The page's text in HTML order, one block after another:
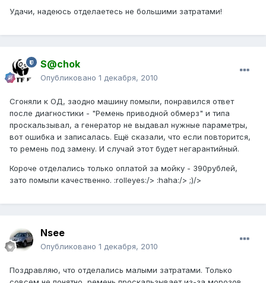
Удачи, надеюсь отделаетесь не большими затратами!
S@chok
Опубликовано 1 декабря, 2010
Сгоняли к ОД, заодно машину помыли, понравился ответ
после диагностики - "Ремень приводной обмерз" и типа
проскальзывал, а генератор не выдавал нужные параметры,
вот ошибка и записалась. Ещё сказали, что если повторится,
то ремень под замену. И случай этот будет негарантийный.
Короче отделались только оплатой за мойку - 390рублей,
зато помыли качественно. :rolleyes:/> :haha:/> ;)/>
Nsee
Опубликовано 1 декабря, 2010
Поздравляю, что отделались малыми затратами. Только